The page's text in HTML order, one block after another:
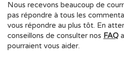
Nous recevons beaucoup de
pas répondre à tous les
vous répondre au plus tôt. En
conseillons de consulter nos FAQ
pourraient vous aider.